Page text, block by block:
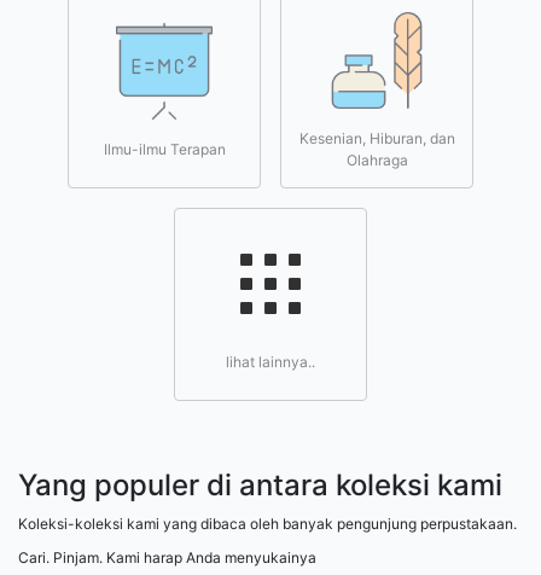
Ilmu-ilmu Terapan
Kesenian, Hiburan, dan
Olahraga
lihat lainnya..
Yang populer di antara koleksi kami
Koleksi-koleksi kami yang dibaca oleh banyak pengunjung perpustakaan.
Cari. Pinjam. Kami harap Anda menyukainya